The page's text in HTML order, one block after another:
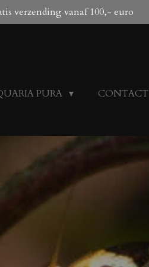
verzending vanaf 100,- euro
PURA CONTACT